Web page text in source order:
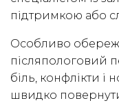
підтримкою або
Особливо
післяпологовий
біль, конфлікти і
швидко